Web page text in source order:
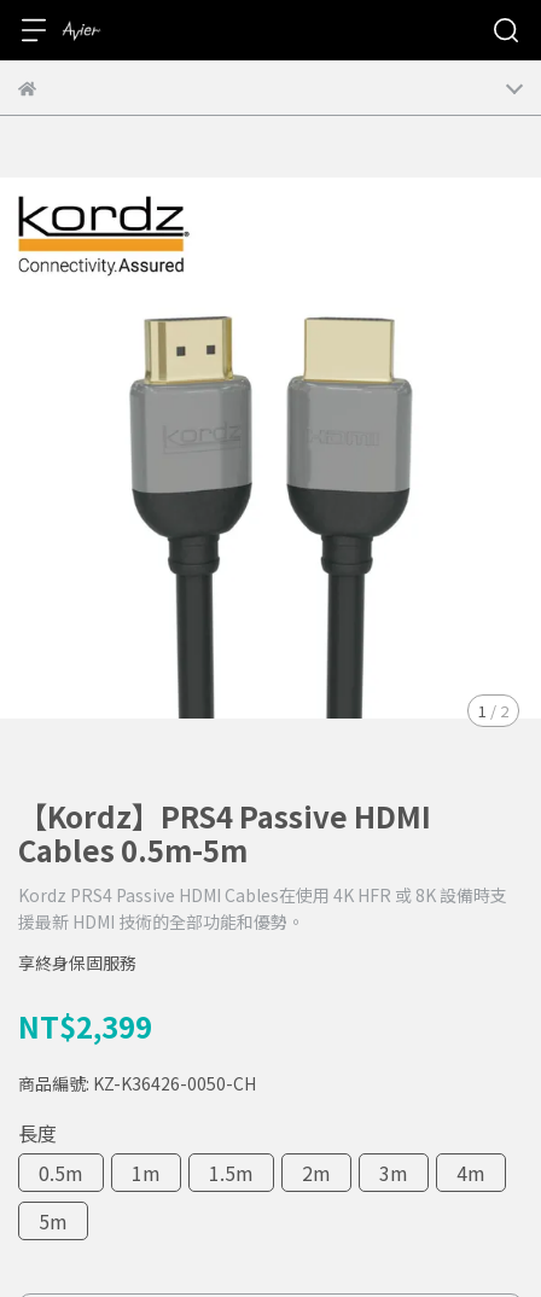
1 / 2
【Kordz】PRS4 Passive HDMI
Cables 0.5m-5m
Kordz PRS4 Passive HDMI Cables在使用 4K HFR 或 8K 設備時支
援最新 HDMI 技術的全部功能和優勢。
享終身保固服務
NT$2,399
商品編號: KZ-K36426-0050-CH
長度
0.5m
1m 1.5m 2m 3m
4m
5m